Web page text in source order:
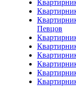
Певцов